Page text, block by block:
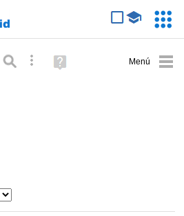
Búsqueda avanzada
Ayuda
(en